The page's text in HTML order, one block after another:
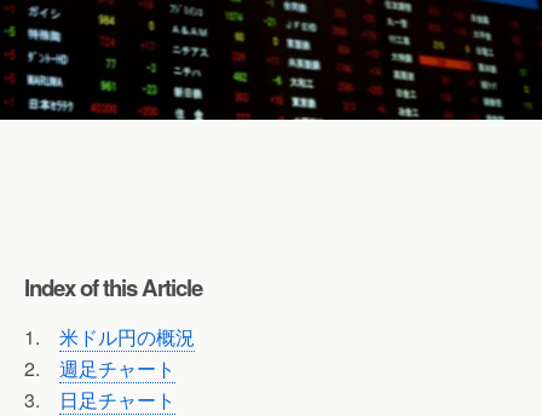
Index of this Article
1. 米ドル円の概況
2. 週足チャート
3. 日足チャート